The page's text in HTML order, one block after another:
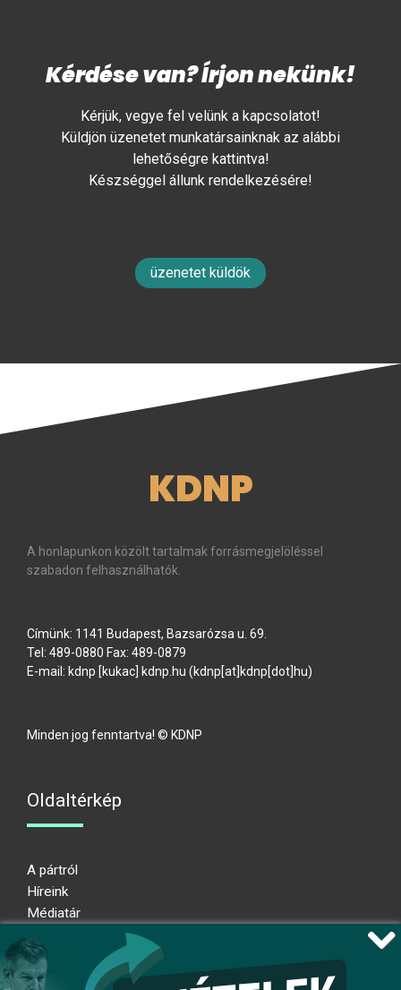
Kérdése van? Írjon nekünk!
Kérjük, vegye fel velünk a kapcsolatot!
Küldjön üzenetet munkatársainknak az alábbi
lehetőségre kattintva!
Készséggel állunk rendelkezésére!
üzenetet küldök
KDNP
A honlapunkon közölt tartalmak forrásmegjelöléssel
szabadon felhasználhatók.
Címünk: 1141 Budapest, Bazsarózsa u. 69.
Tel: 489-0880 Fax: 489-0879
E-mail: kdnp [kukac] kdnp hu (kdnp[at]kdnp[dot]hu)
Minden jog fenntartva! © KDNP
Oldaltérkép
A pártról
Híreink
Médiatár
Adatkezelési nyilatkozat
Átláthatósági nyilatkozat